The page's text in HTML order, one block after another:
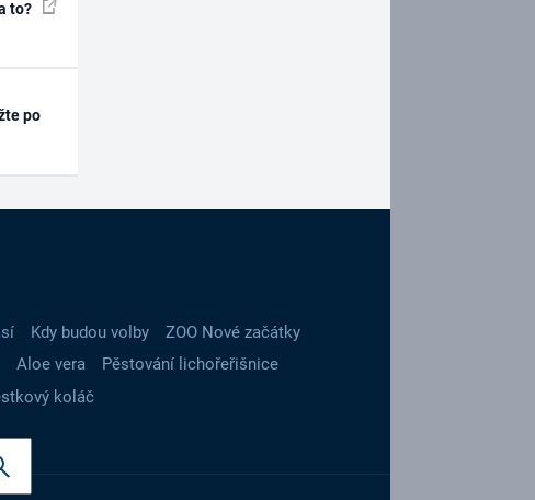
to?
po
Kdy budou volby
ZOO Nové začátky
Aloe vera
Pěstování lichořeřišnice
koláč